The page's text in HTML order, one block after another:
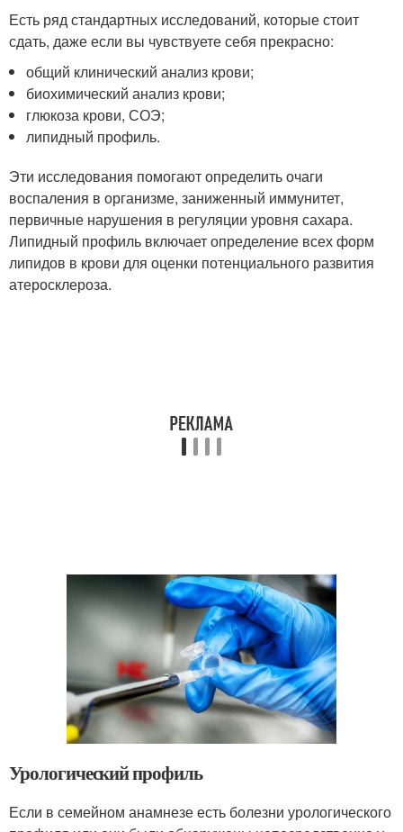
Есть ряд стандартных исследований, которые стоит
сдать, даже если вы чувствуете себя прекрасно:
общий клинический анализ крови;
биохимический анализ крови;
глюкоза крови, СОЭ;
липидный профиль.
Эти исследования помогают определить очаги
воспаления в организме, заниженный иммунитет,
первичные нарушения в регуляции уровня сахара.
Липидный профиль включает определение всех форм
липидов в крови для оценки потенциального развития
атеросклероза.
Урологический профиль
Если в семейном анамнезе есть болезни урологического